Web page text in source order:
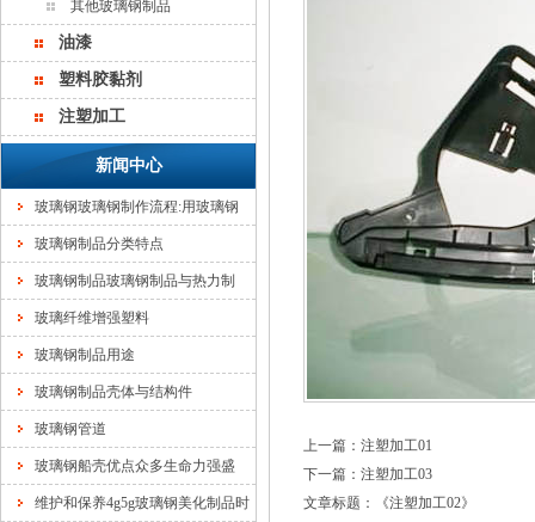
其他玻璃钢制品
油漆
塑料胶黏剂
注塑加工
新闻中心
玻璃钢玻璃钢制作流程:用玻璃钢
玻璃钢制品分类特点
玻璃钢制品玻璃钢制品与热力制
玻璃纤维增强塑料
玻璃钢制品用途
玻璃钢制品壳体与结构件
玻璃钢管道
玻璃钢船壳优点众多生命力强盛
维护和保养4g5g玻璃钢美化制品时
上一篇： 注塑加工01
下一篇： 注塑加工03
文章标题：《注塑加工02》